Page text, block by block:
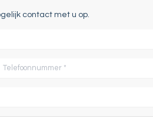
contact met u op.